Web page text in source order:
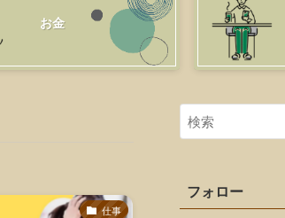
お金
仕事
フォロー